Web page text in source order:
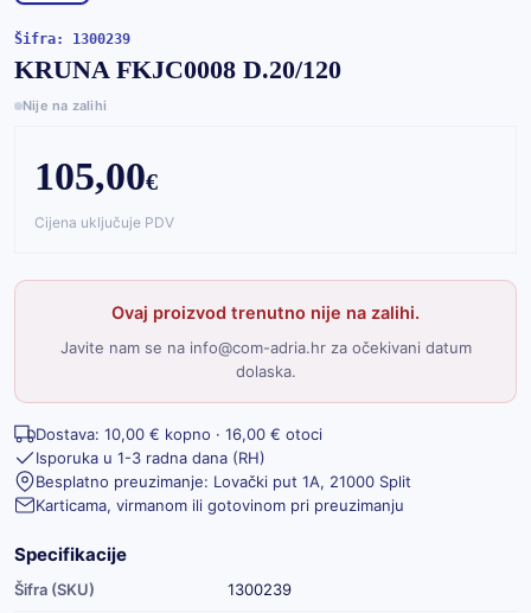
Šifra: 1300239
KRUNA FKJC0008 D.20/120
Nije na zalihi
105,00€
Cijena uključuje PDV
Ovaj proizvod trenutno nije na zalihi.
Javite nam se na info@com-adria.hr za očekivani datum
dolaska.
Dostava: 10,00 € kopno · 16,00 € otoci
Isporuka u 1-3 radna dana (RH)
Besplatno preuzimanje: Lovački put 1A, 21000 Split
Karticama, virmanom ili gotovinom pri preuzimanju
Specifikacije
Šifra (SKU) 1300239